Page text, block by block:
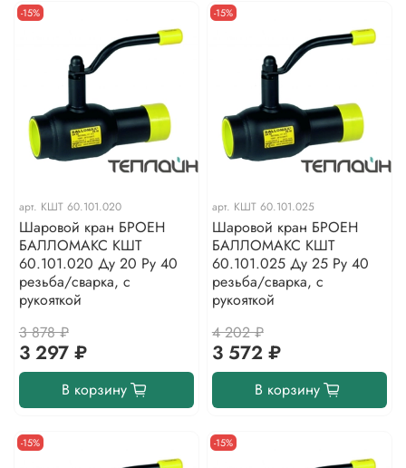
-15%
арт. КШТ 60.101.020
Шаровой кран БРОЕН
БАЛЛОМАКС КШТ
60.101.020 Ду 20 Ру 40
резьба/сварка, с
рукояткой
3 878 ₽
3 297 ₽
В корзину
-15%
арт. КШТ 60.101.025
Шаровой кран БРОЕН
БАЛЛОМАКС КШТ
60.101.025 Ду 25 Ру 40
резьба/сварка, с
рукояткой
4 202 ₽
3 572 ₽
В корзину
-15% -15%